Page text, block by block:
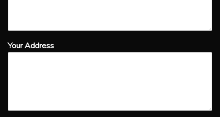
Your Address